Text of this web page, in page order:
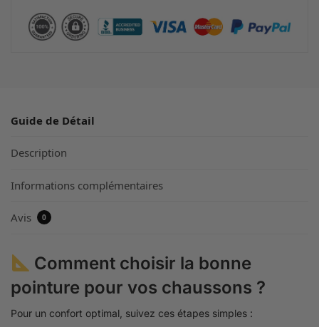
Guide de Détail
Description
Informations complémentaires
Avis 0
Comment choisir la bonne
pointure pour vos chaussons ?
Pour un confort optimal, suivez ces étapes simples :